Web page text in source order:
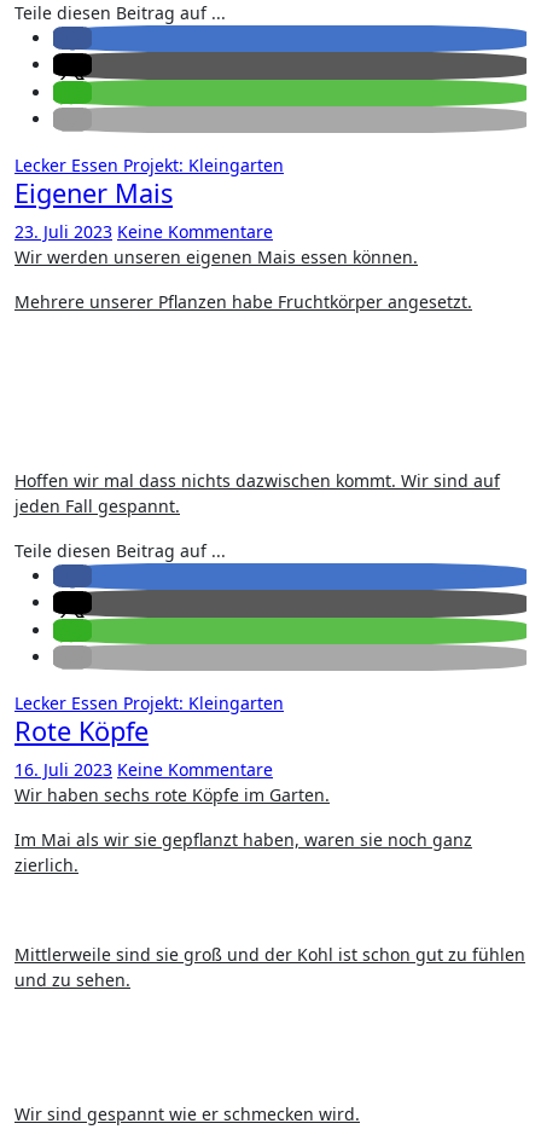
Teile diesen Beitrag auf ...
Lecker Essen Projekt: Kleingarten
Eigener Mais
23. Juli 2023 Keine Kommentare
Wir werden unseren eigenen Mais essen können.
Mehrere unserer Pflanzen habe Fruchtkörper angesetzt.
Hoffen wir mal dass nichts dazwischen kommt. Wir sind auf
jeden Fall gespannt.
Teile diesen Beitrag auf ...
Lecker Essen Projekt: Kleingarten
Rote Köpfe
16. Juli 2023 Keine Kommentare
Wir haben sechs rote Köpfe im Garten.
Im Mai als wir sie gepflanzt haben, waren sie noch ganz
zierlich.
Mittlerweile sind sie groß und der Kohl ist schon gut zu fühlen
und zu sehen.
Wir sind gespannt wie er schmecken wird.